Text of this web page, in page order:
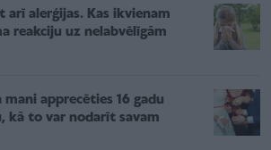
arī alerģijas. Kas ikvienam
reakciju uz nelabvēlīgām
apprecēties 16 gadu
kā to var nodarīt savam